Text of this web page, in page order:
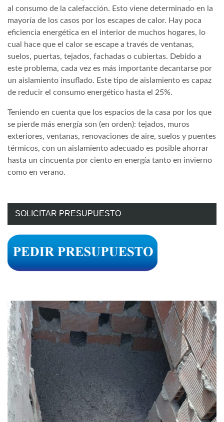
al consumo de la calefacción. Esto viene determinado en la
mayoría de los casos por los escapes de calor. Hay poca
eficiencia energética en el interior de muchos hogares, lo
cual hace que el calor se escape a través de ventanas,
suelos, puertas, tejados, fachadas o cubiertas. Debido a
este problema, cada vez es más importante decantarse por
un aislamiento insuflado. Este tipo de aislamiento es capaz
de reducir el consumo energético hasta el 25%.
Teniendo en cuenta que los espacios de la casa por los que
se pierde más energía son (en orden): tejados, muros
exteriores, ventanas, renovaciones de aire, suelos y puentes
térmicos, con un aislamiento adecuado es posible ahorrar
hasta un cincuenta por ciento en energía tanto en invierno
como en verano.
SOLICITAR PRESUPUESTO